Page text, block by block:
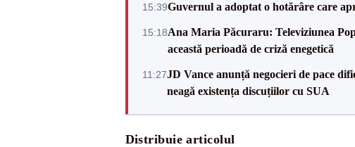
15:39Guvernul a adoptat o hotărâre care
15:18Ana Maria Păcuraru: Televiziunea
această perioadă de criză enegetică
11:27JD Vance anunță negocieri de pace
neagă existența discuțiilor cu SUA
Distribuie articolul